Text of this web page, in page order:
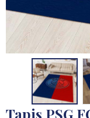
Tapis PSG